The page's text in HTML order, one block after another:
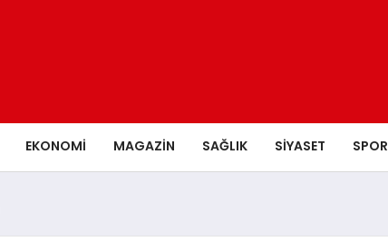
EKONOMI MAGAZIN SAĞLIK SIYASET SPOR